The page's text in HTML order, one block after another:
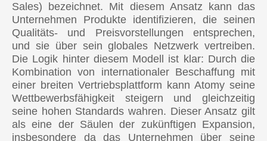
Sales) bezeichnet. Mit diesem Ansatz kann das
Unternehmen Produkte identifizieren, die seinen
Qualitäts- und Preisvorstellungen entsprechen,
und sie über sein globales Netzwerk vertreiben.
Die Logik hinter diesem Modell ist klar: Durch die
Kombination von internationaler Beschaffung mit
einer breiten Vertriebsplattform kann Atomy seine
Wettbewerbsfähigkeit steigern und gleichzeitig
seine hohen Standards wahren. Dieser Ansatz gilt
als eine der Säulen der zukünftigen Expansion,
insbesondere da das Unternehmen über seine